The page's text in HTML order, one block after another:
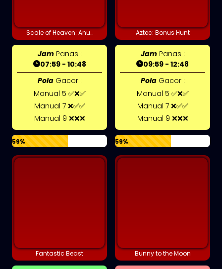
Scale of Heaven: Anubis
JamPanas :
07:59 - 10:48
PolaGacor :
Manual 5 ✅❌✅
Manual 7 ❌✅✅
Manual 9 ❌❌❌
59%
Aztec: Bonus Hunt
JamPanas :
09:59 - 12:48
PolaGacor :
Manual 5 ✅❌✅
Manual 7 ❌✅✅
Manual 9 ❌❌❌
59%
Fantastic Beast Bunny to the Moon